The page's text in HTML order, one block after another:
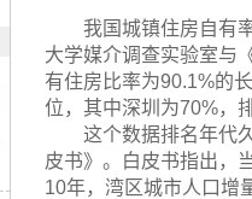
我国城镇住房自有
大学媒介调查实验室与
有住房比率为90.1%的
位，其中深圳为70%，
这个数据排名年代
皮书》。白皮书指出，
10年，湾区城市人口增